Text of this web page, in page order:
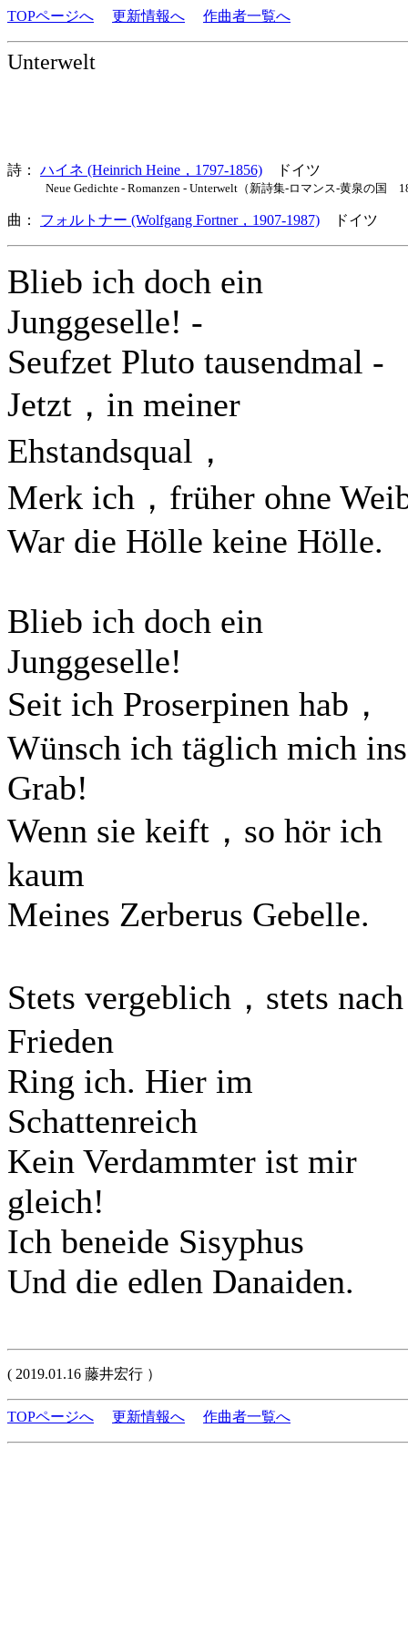
TOPページへ 更新情報へ 作曲者一覧へ
Unterwelt
詩： ハイネ (Heinrich Heine，1797-1856) ドイツ
Neue Gedichte - Romanzen - Unterwelt（新詩集-ロマンス-黄泉の国
曲： フォルトナー (Wolfgang Fortner，1907-1987) ドイツ 歌
Blieb ich doch ein
Junggeselle! -
Seufzet Pluto tausendmal -
Jetzt，in meiner
Ehstandsqual，
Merk ich，früher ohne
War die Hölle keine Hölle.
Blieb ich doch ein
Junggeselle!
Seit ich Proserpinen hab，
Wünsch ich täglich mich ins
Grab!
Wenn sie keift，so hör ich
kaum
Meines Zerberus Gebelle.
Stets vergeblich，stets nach
Frieden
Ring ich. Hier im
Schattenreich
Kein Verdammter ist mir
gleich!
Ich beneide Sisyphus
Und die edlen Danaiden.
( 2019.01.16 藤井宏行 ）
TOPページへ 更新情報へ 作曲者一覧へ